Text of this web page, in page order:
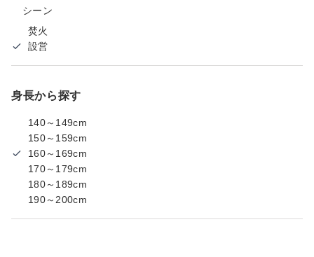
シーン
焚火
設営
身長から探す
140～149cm
150～159cm
160～169cm
170～179cm
180～189cm
190～200cm